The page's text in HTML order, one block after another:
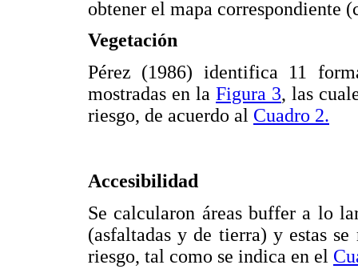
obtener el mapa correspondiente
Vegetación
Pérez (1986) identifica 11
mostradas en la Figura 3, las
riesgo, de acuerdo al Cuadro 2.
Accesibilidad
Se calcularon áreas buffer a lo
(asfaltadas y de tierra) y estas
riesgo, tal como se indica en el